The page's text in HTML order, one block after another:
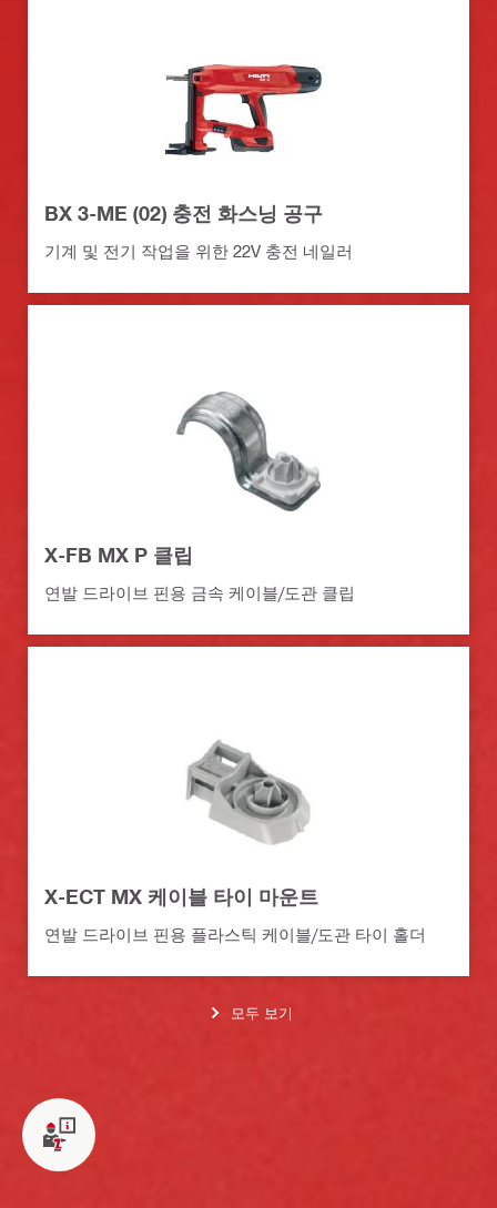
BX 3-ME (02) 충전 화스닝 공구
기계 및 전기 작업을 위한 22V 충전 네일러
X-FB MX P 클립
연발 드라이브 핀용 금속 케이블/도관 클립
X-ECT MX 케이블 타이 마운트
연발 드라이브 핀용 플라스틱 케이블/도관 타이 홀더
모두 보기